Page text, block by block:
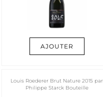
AJOUTER
Louis Roederer Brut Nature 2015 par
Philippe Starck Bouteille